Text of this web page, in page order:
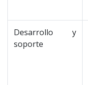
Desarrollo y
soporte